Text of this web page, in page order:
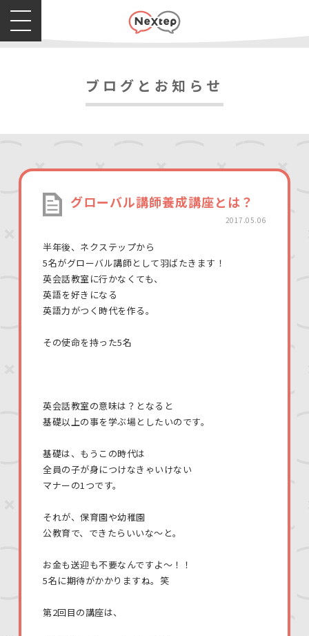
ブログとお知らせ
グローバル講師養成講座とは？
2017.05.06
半年後、ネクステップから
5名がグローバル講師として羽ばたきます！
英会話教室に行かなくても、
英語を好きになる
英語力がつく時代を作る。
その使命を持った5名
英会話教室の意味は？となると
基礎以上の事を学ぶ場としたいのです。
基礎は、もうこの時代は
全員の子が身につけなきゃいけない
マナーの1つです。
それが、保育園や幼稚園
公教育で、できたらいいな〜と。
お金も送迎も不要なんですよ〜！！
5名に期待がかかりますね。笑
第2回目の講座は、